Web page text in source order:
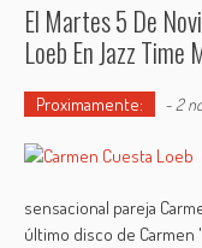
El Martes 5 De
Loeb En Jazz Time
Proximamente: - 2
sensacional pareja
último disco de Carmen